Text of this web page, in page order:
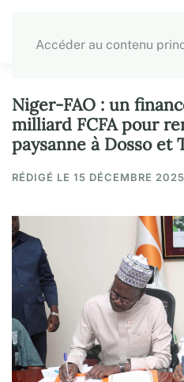
Accéder au contenu
Niger-FAO : un
milliard FCFA pour
paysanne à Dosso et
RÉDIGÉ LE 15 DÉCEMBRE 2025